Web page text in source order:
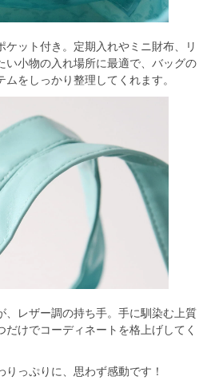
ケット付き。定期入れやミニ財布、リ
い小物の入れ場所に最適で、バッグの
をしっかり整理してくれます。
、レザー調の持ち手。手に馴染む上質
けでコーディネートを格上げしてく
っぷりに、思わず感動です！